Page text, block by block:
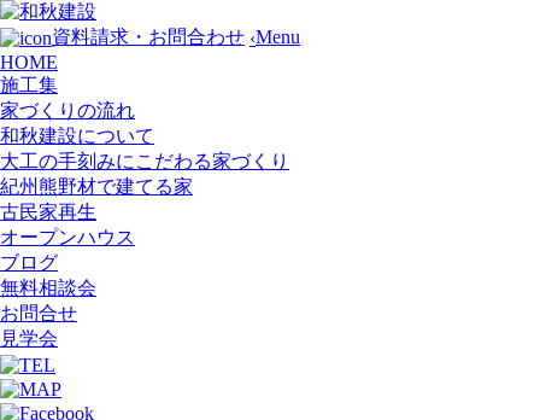
資料請求・お問合わせ ‹Menu
HOME
施工集
家づくりの流れ
和秋建設について
大工の手刻みにこだわる家づくり
紀州熊野材で建てる家
古民家再生
オープンハウス
ブログ
無料相談会
お問合せ
見学会